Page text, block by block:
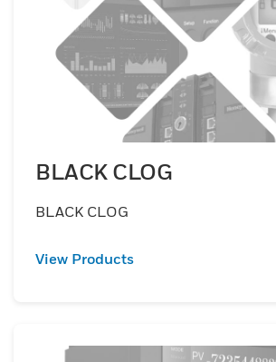
BLACK CLOG
BLACK CLOG
View Products